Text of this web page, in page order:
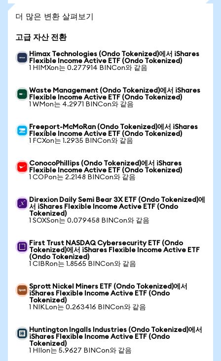
더 많은 변환 살펴보기
고급 자산 전환
Himax Technologies (Ondo Tokenized)에서 iShares
Flexible Income Active ETF (Ondo Tokenized)
1 HIMXon는 0.277914 BINCon와 같음
Waste Management (Ondo Tokenized)에서 iShares
Flexible Income Active ETF (Ondo Tokenized)
1 WMon는 4.2971 BINCon와 같음
Freeport-McMoRan (Ondo Tokenized)에서 iShares
Flexible Income Active ETF (Ondo Tokenized)
1 FCXon는 1.2935 BINCon와 같음
ConocoPhillips (Ondo Tokenized)에서 iShares
Flexible Income Active ETF (Ondo Tokenized)
1 COPon는 2.2148 BINCon와 같음
Direxion Daily Semi Bear 3X ETF (Ondo Tokenized)에
서 iShares Flexible Income Active ETF (Ondo
Tokenized)
1 SOXSon는 0.079458 BINCon와 같음
First Trust NASDAQ Cybersecurity ETF (Ondo
Tokenized)에서 iShares Flexible Income Active ETF
(Ondo Tokenized)
1 CIBRon는 1.8565 BINCon와 같음
Sprott Nickel Miners ETF (Ondo Tokenized)에서
iShares Flexible Income Active ETF (Ondo
Tokenized)
1 NIKLon는 0.263416 BINCon와 같음
Huntington Ingalls Industries (Ondo Tokenized)에서
iShares Flexible Income Active ETF (Ondo
Tokenized)
1 HIIon는 5.9627 BINCon와 같음